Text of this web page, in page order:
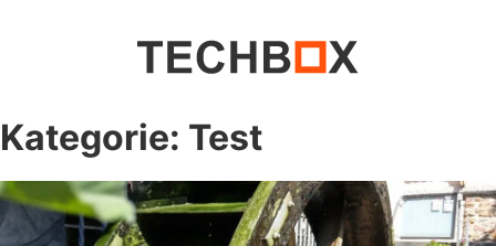
Kategorie: Test